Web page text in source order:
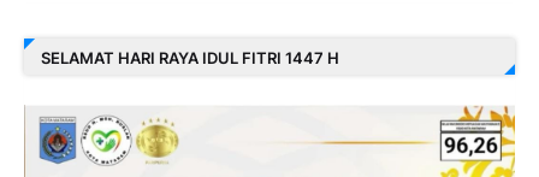
SELAMAT HARI RAYA IDUL FITRI 1447 H